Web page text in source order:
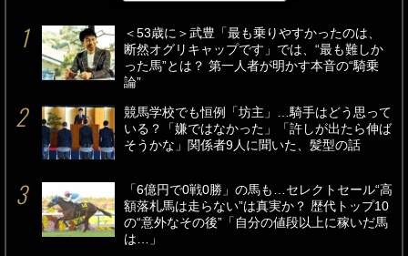
＜53歳に＞武豊「最も乗りやすかったのは、
断然オグリキャップです」では、“最も難しか
った馬”とは？ 第一人者が明かす本音の“騎乗
論”
競馬学校でも恒例「坊主」…騎手はどう思って
いる？「嫌ではなかった」「許しが出たら伸ば
そうかな」関係者9人に聞いた、髪型の話
「6億円で0戦0勝」の馬も…セレクトセール“高
額落札馬は走らない”は真実か？ 歴代トップ10
の“意外なその後”「自分の値段以上に稼いだ馬
は…」